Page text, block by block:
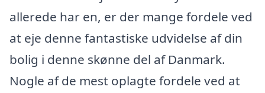
allerede har en, er der mange fordele ved
at eje denne fantastiske udvidelse af din
bolig i denne skønne del af Danmark.
Nogle af de mest oplagte fordele ved at